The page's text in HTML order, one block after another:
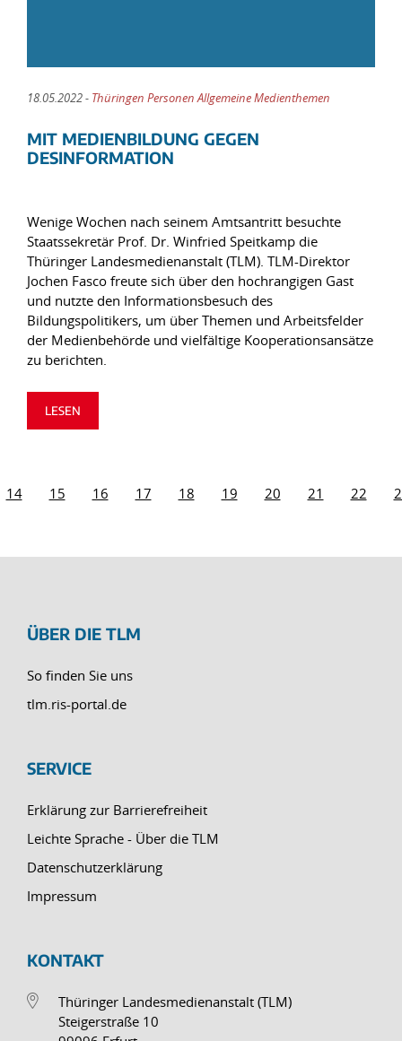
18.05.2022 - Thüringen Personen Allgemeine Medienthemen
MIT MEDIENBILDUNG GEGEN
DESINFORMATION
Wenige Wochen nach seinem Amtsantritt besuchte
Staatssekretär Prof. Dr. Winfried Speitkamp die
Thüringer Landesmedienanstalt (TLM). TLM-Direktor
Jochen Fasco freute sich über den hochrangigen Gast
und nutzte den Informationsbesuch des
Bildungspolitikers, um über Themen und Arbeitsfelder
der Medienbehörde und vielfältige Kooperationsansätze
zu berichten.
LESEN
14 15 16 17 18 19 20 21 22
ÜBER DIE TLM
So finden Sie uns
tlm.ris-portal.de
SERVICE
Erklärung zur Barrierefreiheit
Leichte Sprache - Über die TLM
Datenschutzerklärung
Impressum
KONTAKT
Thüringer Landesmedienanstalt (TLM)
Steigerstraße 10